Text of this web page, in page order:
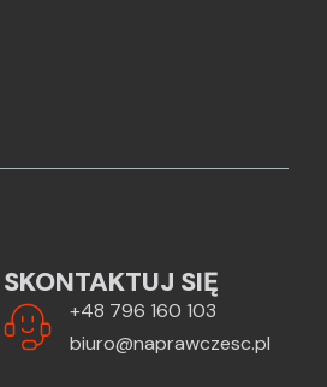
SKONTAKTUJ SIĘ
+48 796 160 103
biuro@naprawczesc.pl